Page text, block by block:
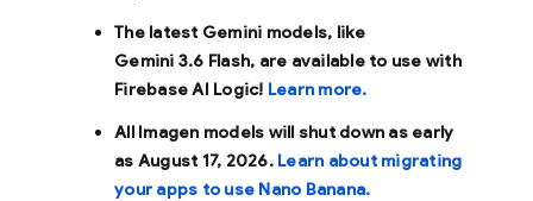
The latest Gemini models, like
Gemini 3.6 Flash, are available to use with
Firebase AI Logic! Learn more.
All Imagen models will shut down as early
as August 17, 2026. Learn about migrating
your apps to use Nano Banana.